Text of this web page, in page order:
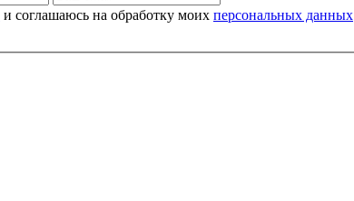
и соглашаюсь на обработку моих персональных данных